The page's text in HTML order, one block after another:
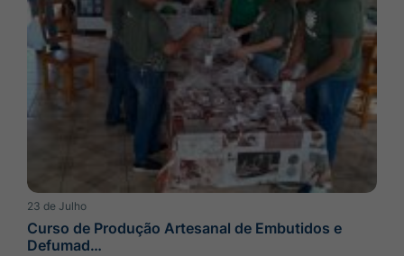
23 de Julho
Curso de Produção Artesanal de Embutidos e
Defumad…